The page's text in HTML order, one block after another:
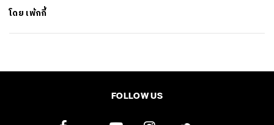
โดย เพ้กกี้
FOLLOW US